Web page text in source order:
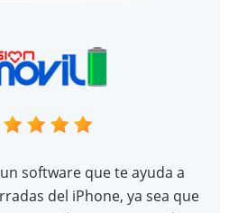
software que te ayuda a
del iPhone, ya sea que